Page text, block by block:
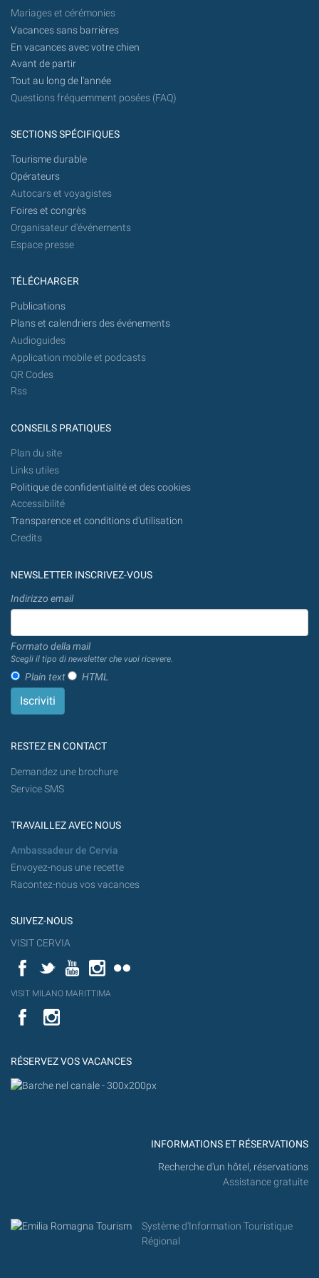
Mariages et cérémonies
Vacances sans barrières
En vacances avec votre chien
Avant de partir
Tout au long de l'année
Questions fréquemment posées (FAQ)
SECTIONS SPÉCIFIQUES
Tourisme durable
Opérateurs
Autocars et voyagistes
Foires et congrès
Organisateur d'événements
Espace presse
TÉLÉCHARGER
Publications
Plans et calendriers des événements
Audioguides
Application mobile et podcasts
QR Codes
Rss
CONSEILS PRATIQUES
Plan du site
Links utiles
Politique de confidentialité et des cookies
Accessibilité
Transparence et conditions d'utilisation
Credits
NEWSLETTER INSCRIVEZ-VOUS
Indirizzo email
Formato della mail
Scegli il tipo di newsletter che vuoi ricevere.
Plain text HTML
RESTEZ EN CONTACT
Demandez une brochure
Service SMS
TRAVAILLEZ AVEC NOUS
Ambassadeur de Cervia
Envoyez-nous une recette
Racontez-nous vos vacances
SUIVEZ-NOUS
VISIT CERVIA
FacebookTwitterYouTubeInstagram
YouT
VISIT MILANO MARITTIMA
Flick
VISIT
MILANO
YouTube
RÉSERVEZ VOS VACANCES
INFORMATIONS ET RÉSERVATIONS
Recherche d'un hôtel, réservations
Assistance gratuite
Système d'Information Touristique
Régional